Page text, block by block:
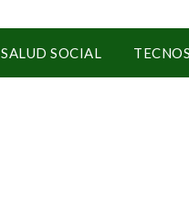
SALUD SOCIAL